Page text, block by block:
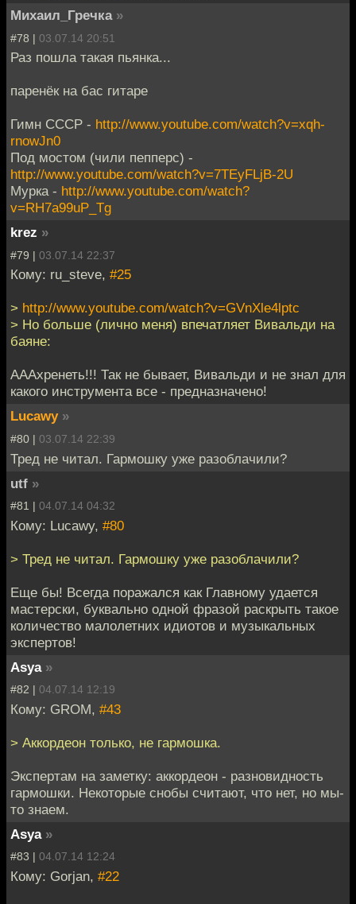
Михаил_Гречка »
#78 | 03.07.14 20:51
Раз пошла такая пьянка...
паренёк на бас гитаре
Гимн СССР - http://www.youtube.com/watch?v=xqh-
rnowJn0
Под мостом (чили пепперс) -
http://www.youtube.com/watch?v=7TEyFLjB-2U
Мурка - http://www.youtube.com/watch?
v=RH7a99uP_Tg
krez »
#79 | 03.07.14 22:37
Кому: ru_steve, #25
> http://www.youtube.com/watch?v=GVnXle4lptc
> Но больше (лично меня) впечатляет Вивальди на
баяне:
АААхренеть!!! Так не бывает, Вивальди и не знал для
какого инструмента все - предназначено!
Lucawy »
#80 | 03.07.14 22:39
Тред не читал. Гармошку уже разоблачили?
utf »
#81 | 04.07.14 04:32
Кому: Lucawy, #80
> Тред не читал. Гармошку уже разоблачили?
Еще бы! Всегда поражался как Главному удается
мастерски, буквально одной фразой раскрыть такое
количество малолетних идиотов и музыкальных
экспертов!
Asya »
#82 | 04.07.14 12:19
Кому: GROM, #43
> Аккордеон только, не гармошка.
Экспертам на заметку: аккордеон - разновидность
гармошки. Некоторые снобы считают, что нет, но мы-
то знаем.
Asya »
#83 | 04.07.14 12:24
Кому: Gorjan, #22